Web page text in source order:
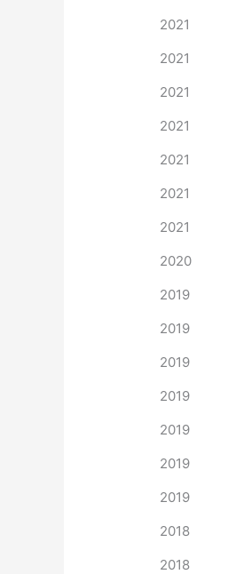
2021
2021
2021
2021
2021
2021
2021
2020
2019
2019
2019
2019
2019
2019
2019
2018
2018